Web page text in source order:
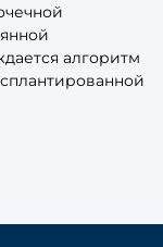
алгоритм